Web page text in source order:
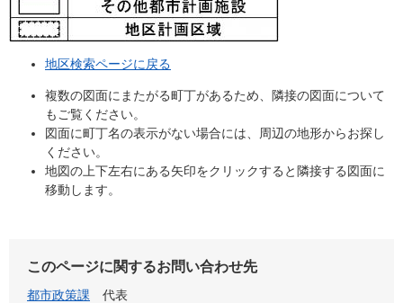
地区検索ページに戻る
複数の図面にまたがる町丁があるため、隣接の図面について
もご覧ください。
図面に町丁名の表示がない場合には、周辺の地形からお探し
ください。
地図の上下左右にある矢印をクリックすると隣接する図面に
移動します。
このページに関するお問い合わせ先
都市政策課
代表